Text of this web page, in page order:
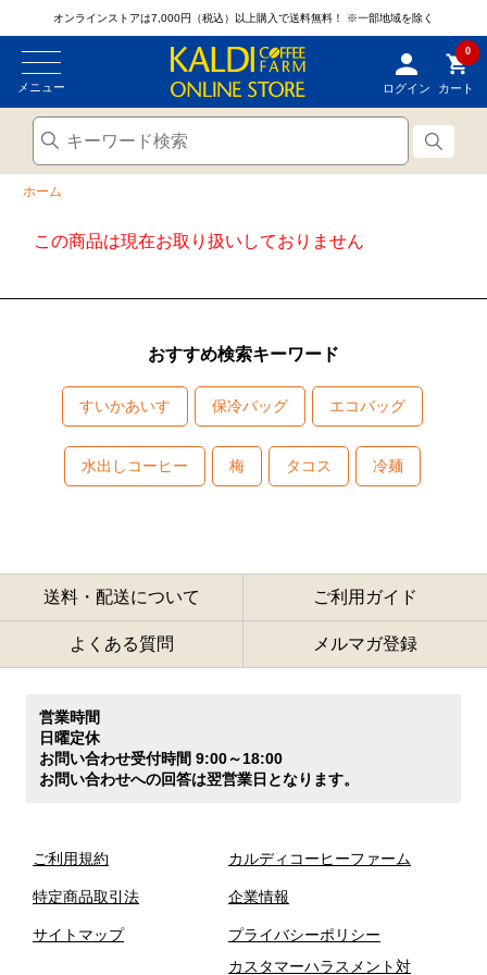
オンラインストアは7,000円（税込）以上購入で送料無料！ ※一部地域を除く
メニュー ログイン
0
カート
ホーム
この商品は現在お取り扱いしておりません
おすすめ検索キーワード
すいかあいす 保冷バッグ エコバッグ
水出しコーヒー 梅 タコス 冷麺
送料・配送について ご利用ガイド
よくある質問 メルマガ登録
営業時間
日曜定休
お問い合わせ受付時間 9:00～18:00
お問い合わせへの回答は翌営業日となります。
ご利用規約
特定商品取引法
サイトマップ
カルディコーヒーファーム
企業情報
プライバシーポリシー
カスタマーハラスメント対